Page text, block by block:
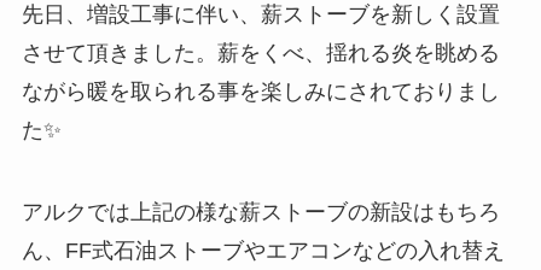
先日、増設工事に伴い、薪ストーブを新しく設置
させて頂きました。薪をくべ、揺れる炎を眺める
ながら暖を取られる事を楽しみにされておりまし
た✨️
アルクでは上記の様な薪ストーブの新設はもちろ
ん、FF式石油ストーブやエアコンなどの入れ替え